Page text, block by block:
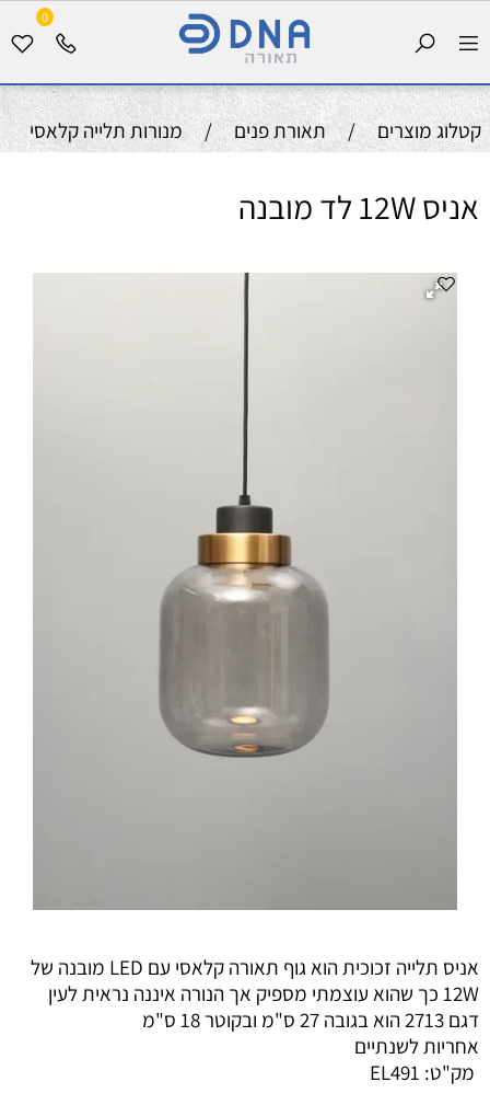
0
קטלוג מוצרים / תאורת פנים / מנורות תלייה קלאסי
אניס 12W לד מובנה
אניס תלייה זכוכית הוא גוף תאורה קלאסי עם LED מובנה של
12W כך שהוא עוצמתי מספיק אך הנורה איננה נראית לעין
דגם 2713 הוא בגובה 27 ס"מ ובקוטר 18 ס"מ
אחריות לשנתיים
מק"ט: EL491